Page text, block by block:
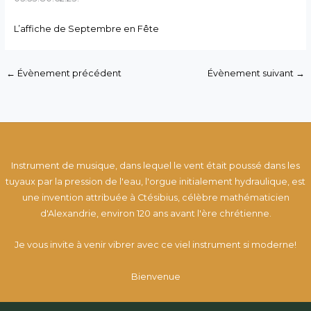
L’affiche de Septembre en Fête
← Évènement précédent Évènement suivant →
Instrument de musique, dans lequel le vent était poussé dans les
tuyaux par la pression de l'eau, l'orgue initialement hydraulique, est
une invention attribuée à Ctésibius, célèbre mathématicien
d'Alexandrie, environ 120 ans avant l'ère chrétienne.
Je vous invite à venir vibrer avec ce viel instrument si moderne!
Bienvenue